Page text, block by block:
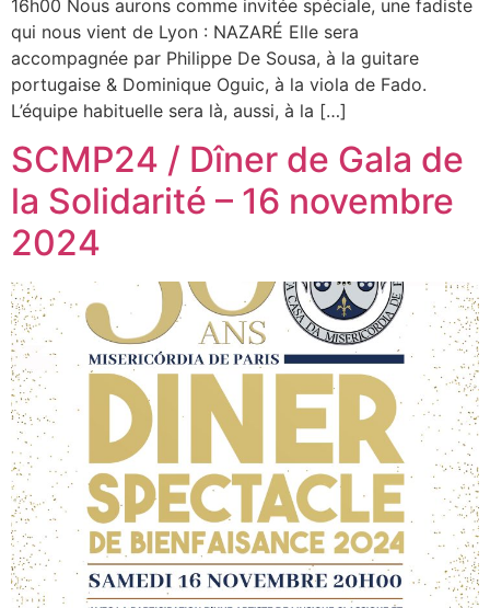
16h00 Nous aurons comme invitée spéciale, une fadiste
qui nous vient de Lyon : NAZARÉ Elle sera
accompagnée par Philippe De Sousa, à la guitare
portugaise & Dominique Oguic, à la viola de Fado.
L’équipe habituelle sera là, aussi, à la […]
SCMP24 / Dîner de Gala de
la Solidarité – 16 novembre
2024